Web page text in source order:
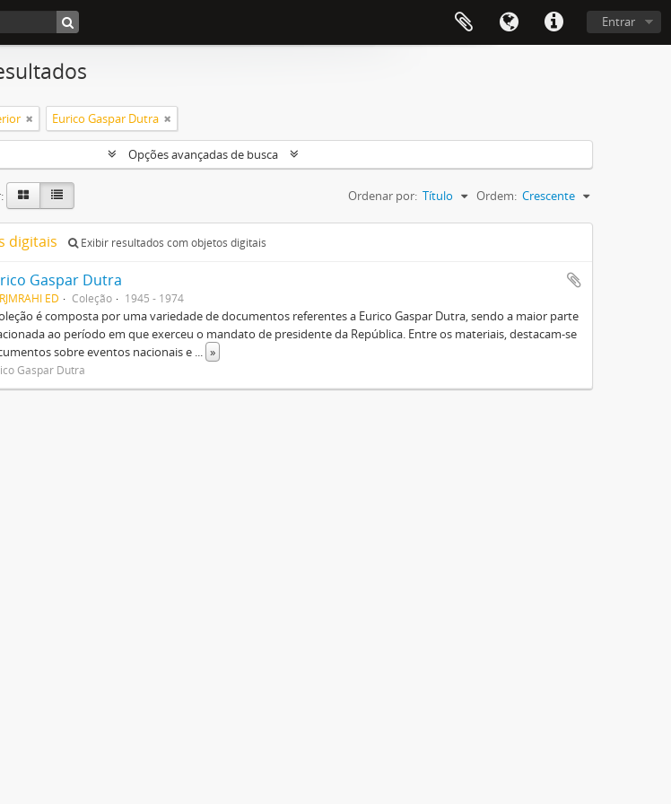
Entrar
Eurico Gaspar Dutra
Opções avançadas de busca
Ordenar por: Título Ordem: Crescente
digitais Exibir resultados com objetos digitais
Gaspar Dutra
ED Coleção 1945 - 1974
é composta por uma variedade de documentos referentes a Eurico Gaspar Dutra, sendo a maior parte
ao período em que exerceu o mandato de presidente da República. Entre os materiais, destacam-se
sobre eventos nacionais e ... »
Gaspar Dutra